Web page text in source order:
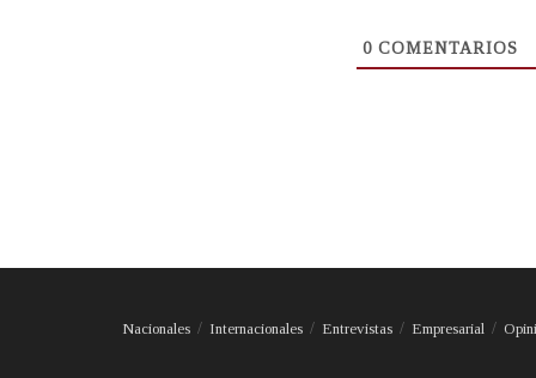
0 COMENTARIOS
Nacionales Internacionales Entrevistas Empresarial